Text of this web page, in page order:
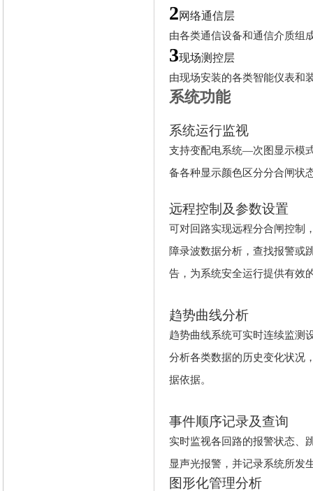
2网络通信层
由各类通信设备和通信介质组
3现场测控层
由现场安装的各类智能仪表和
系统功能
系统运行监视
支持变配电系统—次图显示模
备各种显示颜色区分分合闸状
远程控制及参数设置
可对回路实现远程分合闸控制
障录波数据分析，查找报警或
告，为系统安全运行提供有效
趋势曲线分析
趋势曲线系统可实时连续监测
分析各类数据的历史变化状况
据依据。
事件顺序记录及查询
实时监视各回路的报警状态、
显声光报警，并记录系统所发
图形化管理分析